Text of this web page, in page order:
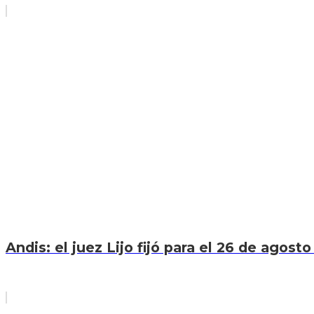
Andis: el juez Lijo fijó para el 26 de